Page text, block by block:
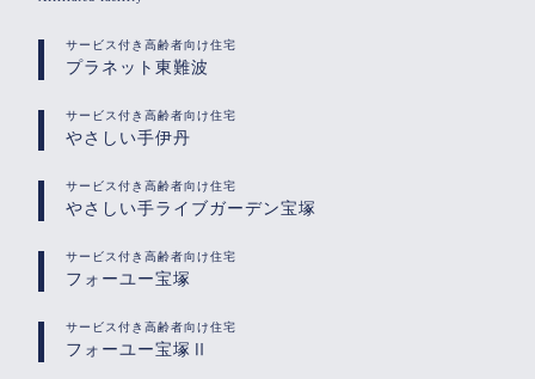
サービス付き高齢者向け住宅
プラネット東難波
サービス付き高齢者向け住宅
やさしい手伊丹
サービス付き高齢者向け住宅
やさしい手ライブガーデン宝塚
サービス付き高齢者向け住宅
フォーユー宝塚
サービス付き高齢者向け住宅
フォーユー宝塚Ⅱ